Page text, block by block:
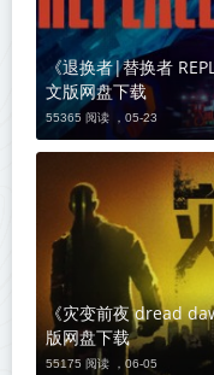
《退换者|替换者
文版网盘下载
55365 阅读 ， 05-23
《灾变前夜 dread
版网盘下载
55175 阅读 ， 06-05